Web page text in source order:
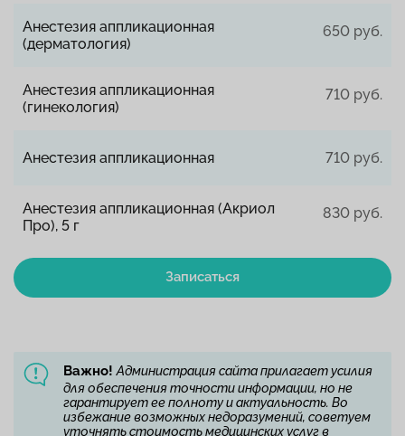
Анестезия аппликационная
(дерматология)
650 руб.
Анестезия аппликационная
(гинекология)
710 руб.
Анестезия аппликационная 710 руб.
Анестезия аппликационная (Акриол
Про), 5 г
830 руб.
Записаться
Важно! Администрация сайта прилагает усилия
для обеспечения точности информации, но не
гарантирует ее полноту и актуальность. Во
избежание возможных недоразумений, советуем
уточнять стоимость медицинских услуг в